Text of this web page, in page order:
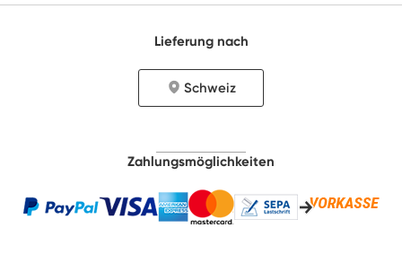
Lieferung nach
Schweiz
Zahlungsmöglichkeiten